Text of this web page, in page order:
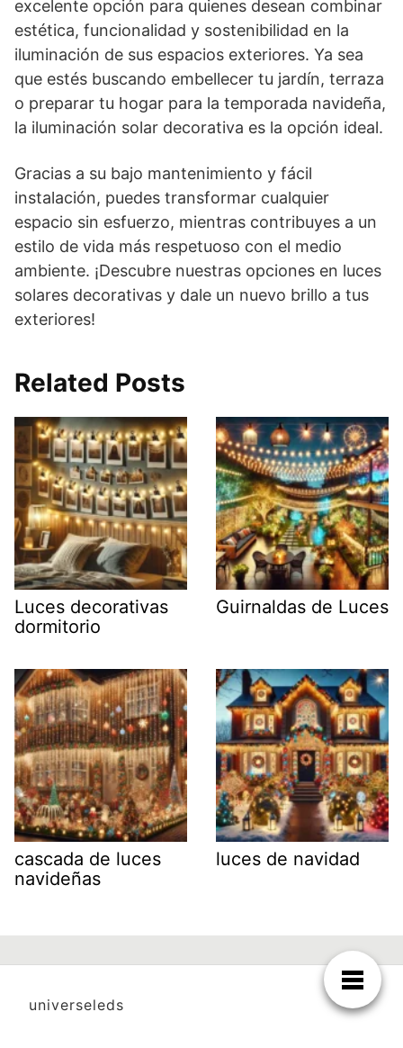
excelente opción para quienes desean combinar
estética, funcionalidad y sostenibilidad en la
iluminación de sus espacios exteriores. Ya sea
que estés buscando embellecer tu jardín, terraza
o preparar tu hogar para la temporada navideña,
la iluminación solar decorativa es la opción ideal.
Gracias a su bajo mantenimiento y fácil
instalación, puedes transformar cualquier
espacio sin esfuerzo, mientras contribuyes a un
estilo de vida más respetuoso con el medio
ambiente. ¡Descubre nuestras opciones en luces
solares decorativas y dale un nuevo brillo a tus
exteriores!
Related Posts
Luces decorativas
dormitorio
Guirnaldas de Luces
cascada de luces
navideñas
luces de navidad
universeleds